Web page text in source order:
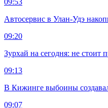
Автосервис в Улан-Удэ
09:20
Зурхай на сегодня: не стоит
09:13
В Кижинге выбоины
09:07